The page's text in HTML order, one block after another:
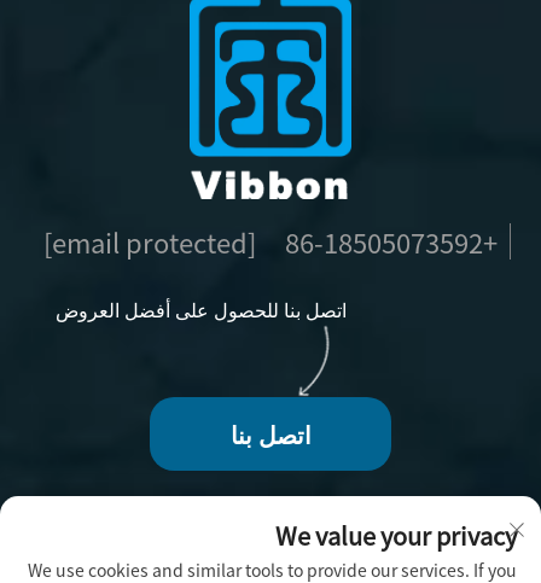
+86-18505073592
[email protected]
اتصل بنا للحصول على أفضل العروض
اتصل بنا
We value your privacy
We use cookies and similar tools to provide our services. If you